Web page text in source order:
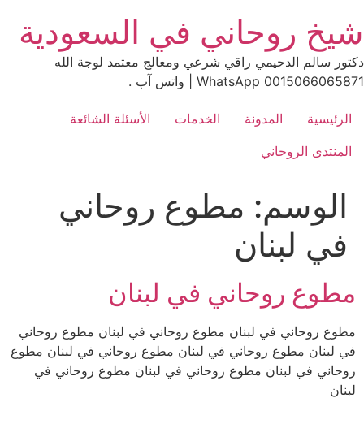
to
content
شيخ روحاني في السعودية
دكتور سالم الدحيمي راقي شرعي ومعالج معتمد لوجة الله
0015066065871 WhatsApp | واتس آب .
الرئيسية المدونة الخدمات
الأسئلة الشائعة
المنتدى الروحاني
الوسم: مطوع روحاني
في لبنان
مطوع روحاني في لبنان
مطوع روحاني في لبنان مطوع روحاني في لبنان مطوع روحاني
في لبنان مطوع روحاني في لبنان مطوع روحاني في لبنان مطوع
روحاني في لبنان مطوع روحاني في لبنان مطوع روحاني في
لبنان